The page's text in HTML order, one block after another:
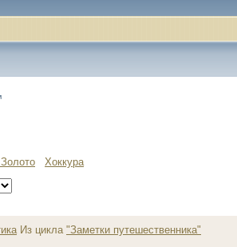
Хоккура
Из цикла "Заметки путешественника"